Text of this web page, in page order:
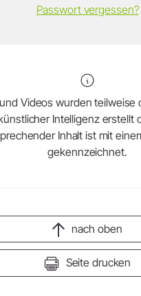
Passwort vergessen?
Videos wurden teilweise
Intelligenz erstellt
Inhalt ist mit
gekennzeichnet.
Seite drucken
nach oben